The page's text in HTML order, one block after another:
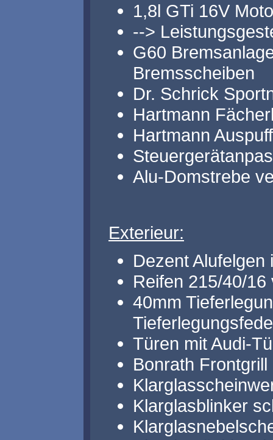
1,8l GTi 16V
-->
G60
Bremsscheiben
Dr. Schrick
Hartmann
Hartmann
Alu-Domstrebe
Exterieur:
Dezent
Reifen 215/40/
40mm
Türen mit Audi-
Bonrath
Klarglasblinker